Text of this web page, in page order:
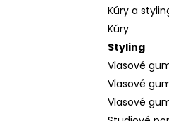
Kúry a
Kúry
Styling
Vlasové
Vlasové
Vlasové
VLASOVÁ